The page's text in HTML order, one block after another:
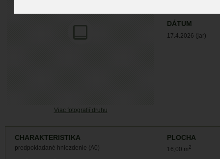
Viac fotografií druhu
DÁTUM
17.4.2026 (jar)
CHARAKTERISTIKA
predpokladané hniezdenie (A0)
PLOCHA
16,00 m2